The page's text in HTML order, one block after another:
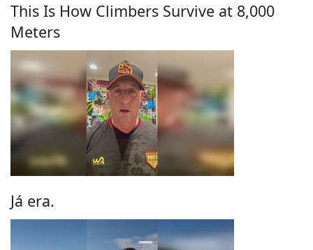
This Is How Climbers Survive at 8,000
Meters
Já era.